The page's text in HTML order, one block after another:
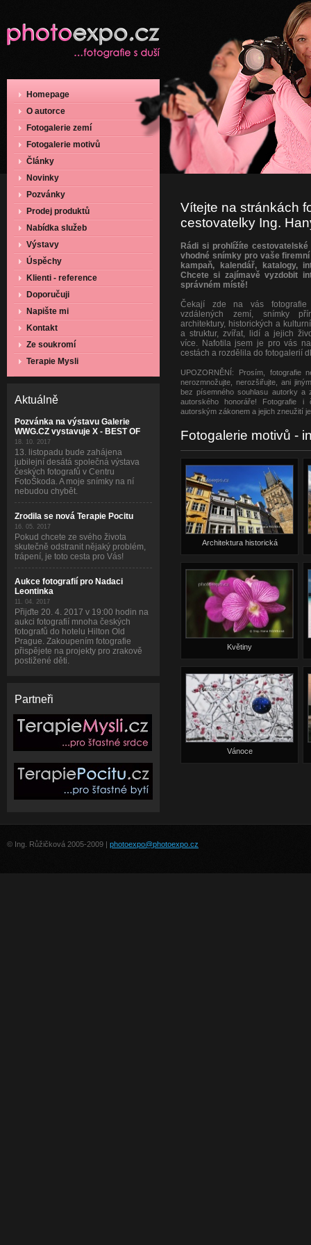
Homepage
O autorce
Fotogalerie zemí
Fotogalerie motivů
Články
Novinky
Pozvánky
Prodej produktů
Nabídka služeb
Výstavy
Úspěchy
Klienti - reference
Doporučuji
Napište mi
Kontakt
Ze soukromí
Terapie Mysli
Aktuálně
Pozvánka na výstavu Galerie
WWG.CZ vystavuje X - BEST OF
18. 10. 2017
13. listopadu bude zahájena
jubilejní desátá společná výstava
českých fotografů v Centru
FotoŠkoda. A moje snímky na ní
nebudou chybět.
Zrodila se nová Terapie Pocitu
16. 05. 2017
Pokud chcete ze svého života
skutečně odstranit nějaký problém,
trápení, je toto cesta pro Vás!
Aukce fotografií pro Nadaci
Leontinka
11. 04. 2017
Přijďte 20. 4. 2017 v 19:00 hodin na
aukci fotografií mnoha českých
fotografů do hotelu Hilton Old
Prague. Zakoupením fotografie
přispějete na projekty pro zrakově
postižené děti.
Partneři
Vítejte na stránkách
cestovatelky Ing.
Rádi si prohlížíte
vhodné snímky pro vaše
kampaň, kalendář, katalogy,
Chcete si zajímavě vyzdobit
správném místě!
Čekají zde na vás
vzdálených zemí, snímky
architektury, historických a
a struktur, zvířat, lidí a jejich
více. Nafotila jsem je pro vás
cestách a rozdělila do fotogalerií
UPOZORNĚNÍ: Prosím, fotografie
nerozmnožujte, nerozšiřujte, ani
bez písemného souhlasu autorky a
autorského honoráře! Fotografie i
autorským zákonem a jejich zneužití
Fotogalerie motivů -
Architektura historická
Květiny
Vánoce
© Ing. Růžičková 2005-2009 | photoexpo@photoexpo.cz